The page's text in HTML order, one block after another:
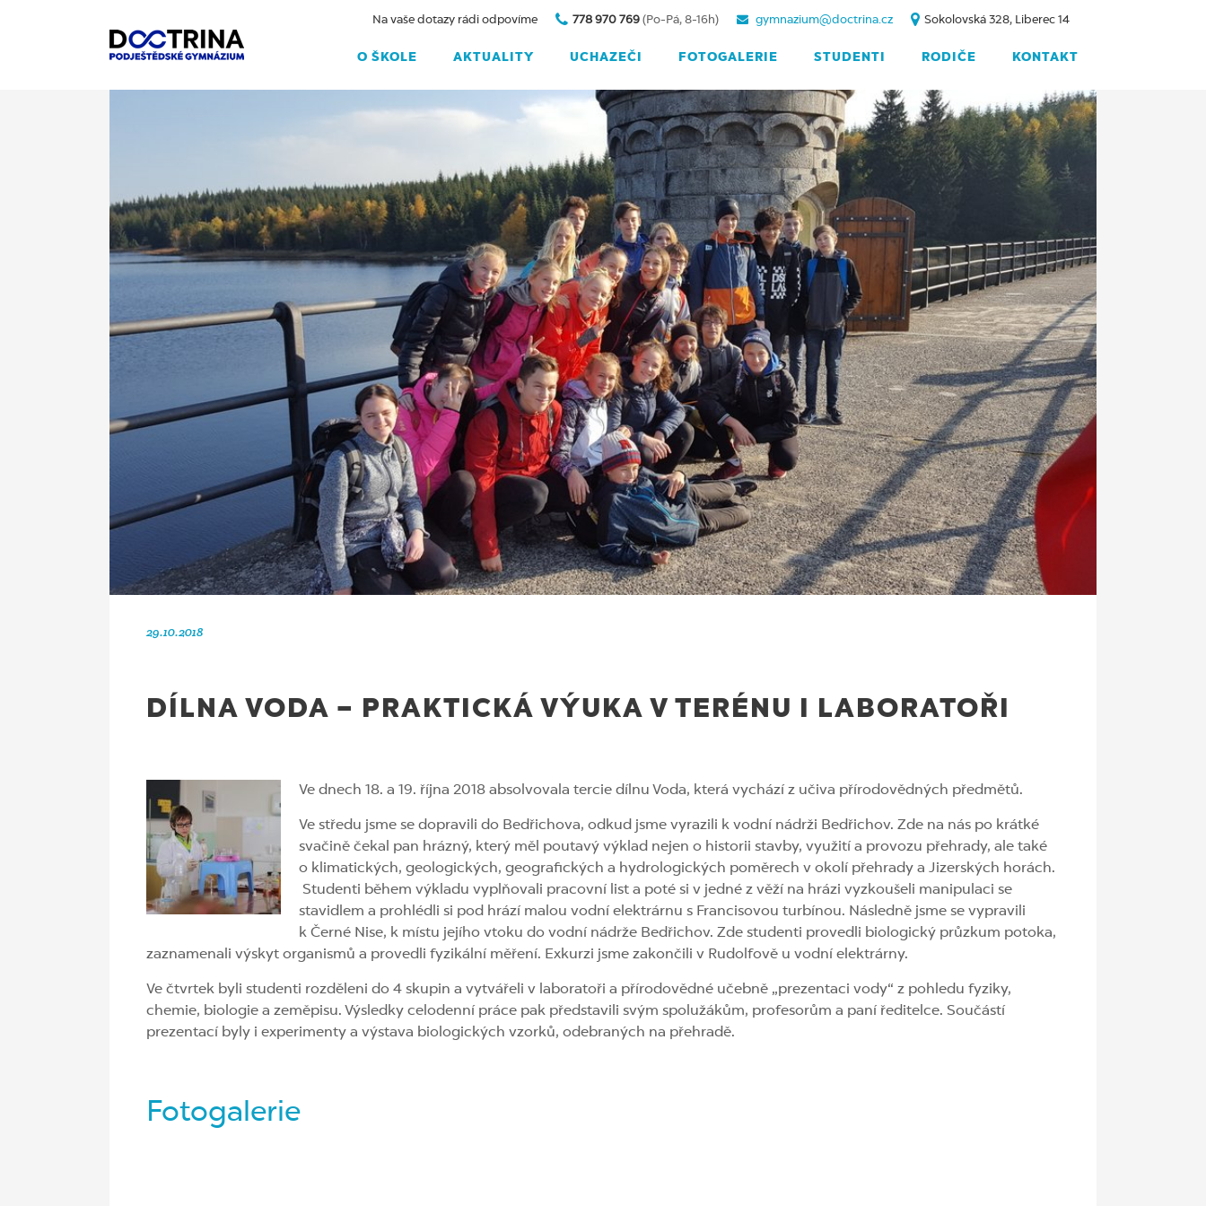
O ŠKOLE AKTUALITY UCHAZEČI FOTOGALERIE STUDENTI RODIČE KONTAKT
Na vaše dotazy rádi odpovíme 778 970 769 (Po-Pá, 8-16h) gymnazium@doctrina.cz Sokolovská 328, Liberec 14
29.10.2018
DÍLNA VODA – PRAKTICKÁ VÝUKA V TERÉNU I LABORATOŘI
Ve dnech 18. a 19. října 2018 absolvovala tercie dílnu Voda, která vychází z učiva přírodovědných předmětů.
Ve středu jsme se dopravili do Bedřichova, odkud jsme vyrazili k vodní nádrži Bedřichov. Zde na nás po krátké
svačině čekal pan hrázný, který měl poutavý výklad nejen o historii stavby, využití a provozu přehrady, ale také
o klimatických, geologických, geografických a hydrologických poměrech v okolí přehrady a Jizerských horách.
Studenti během výkladu vyplňovali pracovní list a poté si v jedné z věží na hrázi vyzkoušeli manipulaci se
stavidlem a prohlédli si pod hrází malou vodní elektrárnu s Francisovou turbínou. Následně jsme se vypravili
k Černé Nise, k místu jejího vtoku do vodní nádrže Bedřichov. Zde studenti provedli biologický průzkum potoka,
zaznamenali výskyt organismů a provedli fyzikální měření. Exkurzi jsme zakončili v Rudolfově u vodní elektrárny.
Ve čtvrtek byli studenti rozděleni do 4 skupin a vytvářeli v laboratoři a přírodovědné učebně „prezentaci vody“ z pohledu fyziky,
chemie, biologie a zeměpisu. Výsledky celodenní práce pak představili svým spolužákům, profesorům a paní ředitelce. Součástí
prezentací byly i experimenty a výstava biologických vzorků, odebraných na přehradě.
Fotogalerie